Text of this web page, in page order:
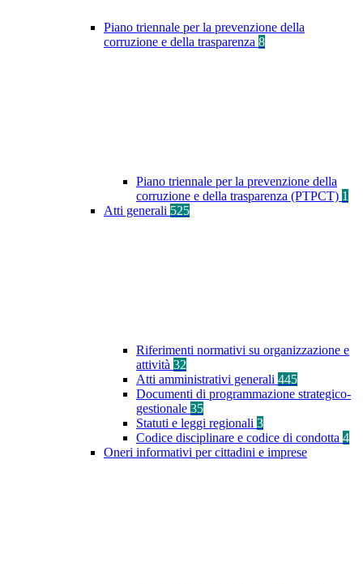
Piano triennale per la prevenzione della
corruzione e della trasparenza 8
Piano triennale per la prevenzione della
corruzione e della trasparenza (PTPCT) 1
Atti generali 525
Riferimenti normativi su organizzazione e
attività 32
Atti amministrativi generali 445
Documenti di programmazione strategico-
gestionale 35
Statuti e leggi regionali 3
Codice disciplinare e codice di condotta 4
Oneri informativi per cittadini e imprese